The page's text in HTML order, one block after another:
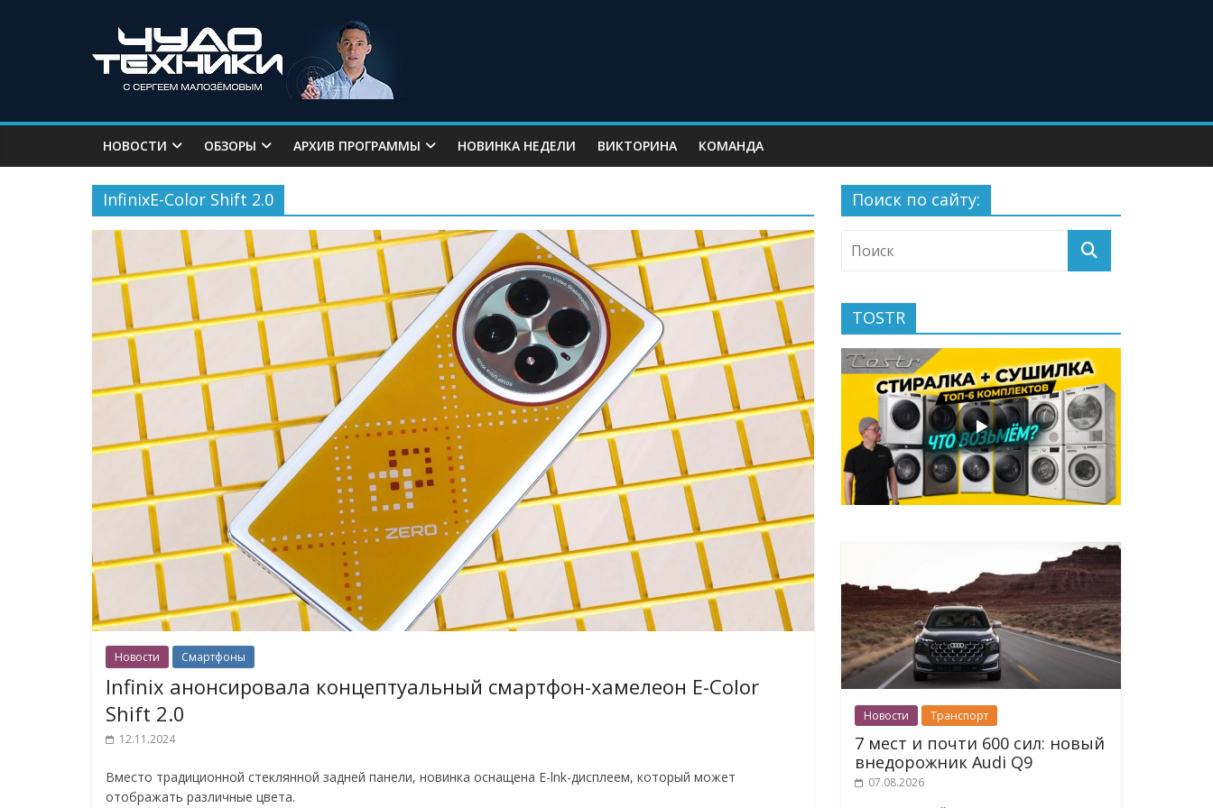
НОВОСТИ ОБЗОРЫ АРХИВ ПРОГРАММЫ НОВИНКА НЕДЕЛИ ВИКТОРИНА КОМАНДА
InfinixE-Color Shift 2.0
Новости Смартфоны
Infinix анонсировала концептуальный смартфон-хамелеон E-Color
Shift 2.0
12.11.2024
Вместо традиционной стеклянной задней панели, новинка оснащена E-lnk-дисплеем, который может
отображать различные цвета.
Поиск по сайту:
TOSTR
Новости Транспорт
7 мест и почти 600 сил: новый
внедорожник Audi Q9
07.08.2026